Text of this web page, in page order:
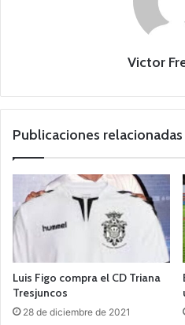
Victor
Publicaciones relacionadas
Luis Figo compra el CD Triana
Tresjuncos
28 de diciembre de 2021